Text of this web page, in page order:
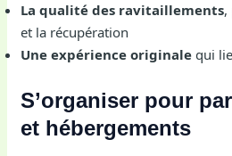
La qualité des ravitaillements,
et la récupération
Une expérience originale qui
S’organiser pour
et hébergements